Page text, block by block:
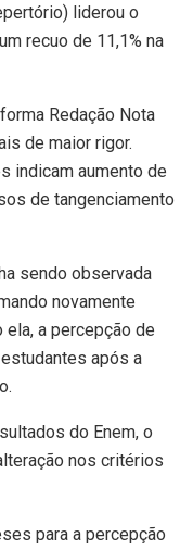
liderou o
recuo de 11,1% na
Redação Nota
de maior rigor.
indicam aumento de
de tangenciamento
sendo observada
novamente
ela, a percepção de
após a
do Enem, o
nos critérios
para a percepção